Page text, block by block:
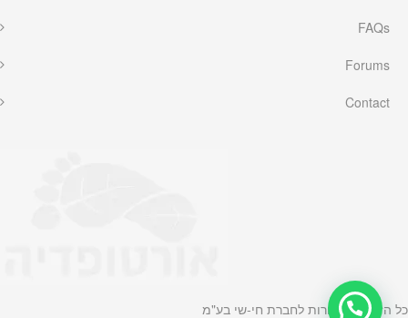
FAQs
Forums
Contact
כל הזכויות שמורות לחברת חי-שי בע"מ